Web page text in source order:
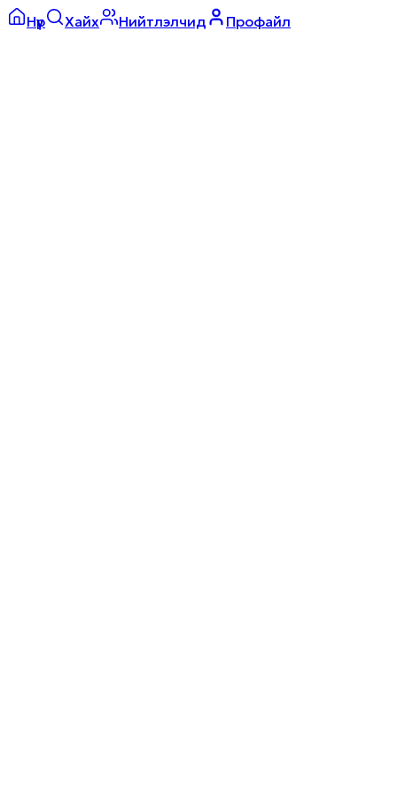
Нүүр Хайх Нийтлэлчид Профайл